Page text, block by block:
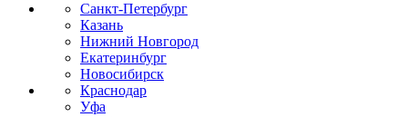
Санкт-Петербург
Казань
Нижний Новгород
Екатеринбург
Новосибирск
Краснодар
Уфа